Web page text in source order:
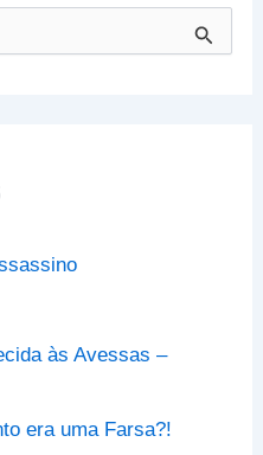
às Avessas –
era uma Farsa?!